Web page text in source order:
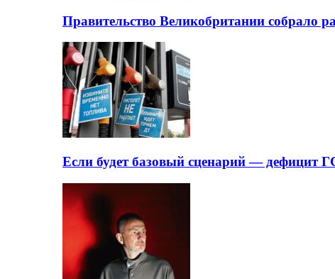
Правительство Великобритании собрало
Если будет базовый сценарий — дефицит